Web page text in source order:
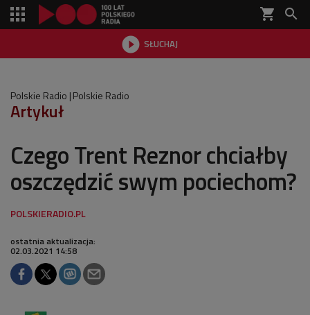
shopping_cart 
 SŁUCHAJ

Polskie Radio Polskie Radio
Artykuł
Czego Trent Reznor chciałby
oszczędzić swym pociechom?
ostatnia aktualizacja:
02.03.2021 14:58